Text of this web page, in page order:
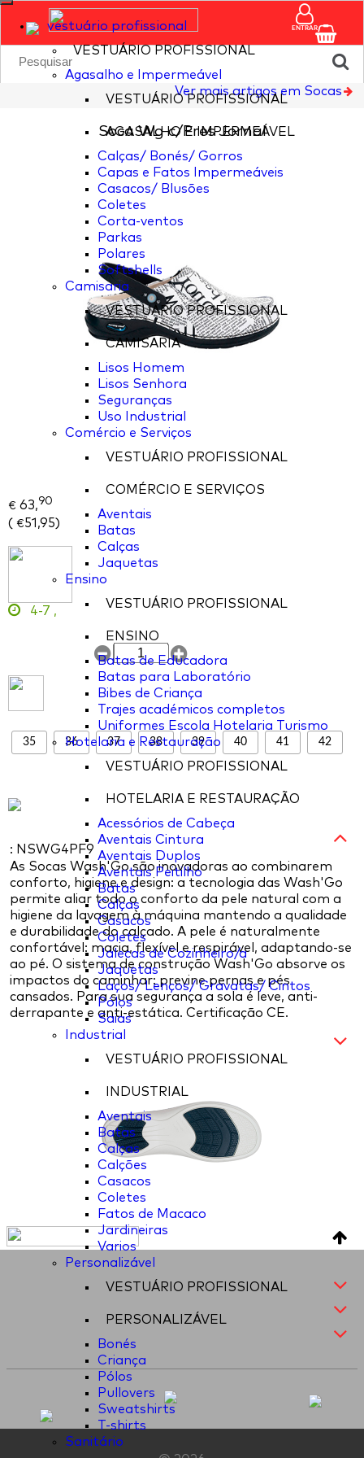
vestuário profissional
VESTUÁRIO PROFISSIONAL
Agasalho e Impermeável
VESTUÁRIO PROFISSIONAL
AGASALHO E IMPERMEÁVEL
Calças/ Bonés/ Gorros
Capas e Fatos Impermeáveis
Casacos/ Blusões
Coletes
Corta-ventos
Parkas
Polares
Softshells
Camisaria
VESTUÁRIO PROFISSIONAL
CAMISARIA
Lisos Homem
Lisos Senhora
Seguranças
Uso Industrial
Comércio e Serviços
VESTUÁRIO PROFISSIONAL
COMÉRCIO E SERVIÇOS
Aventais
Batas
Calças
Jaquetas
Ensino
VESTUÁRIO PROFISSIONAL
ENSINO
Batas de Educadora
Batas para Laboratório
Bibes de Criança
Trajes académicos completos
Uniformes Escola Hotelaria Turismo
Hotelaria e Restauração
VESTUÁRIO PROFISSIONAL
HOTELARIA E RESTAURAÇÃO
Acessórios de Cabeça
Aventais Cintura
Aventais Duplos
Aventais Peitilho
Batas
Calças
Casacos
Coletes
Jalecas de Cozinheiro/a
Jaquetas
Laços/ Lenços/ Gravatas/ Cintos
Pólos
Saias
Industrial
VESTUÁRIO PROFISSIONAL
INDUSTRIAL
Aventais
Batas
Calças
Calções
Casacos
Coletes
Fatos de Macaco
Jardineiras
Varios
Personalizável
VESTUÁRIO PROFISSIONAL
PERSONALIZÁVEL
Bonés
Criança
Pólos
Pullovers
Sweatshirts
T-shirts
Sanitário
ENTRAR
Ver mais artigos em Socas
Soca Wg c/Pres Jornal
€ 63,90
( €51,95)
4-7 ,
35 36 37 38 39 40 41 42
: NSWG4PF9
As Socas Wash'Go são inovadoras ao combinarem
conforto, higiene e design: a tecnologia das Wash'Go
permite aliar todo o conforto da pele natural com a
higiene da lavagem à máquina mantendo a qualidade
e durabilidade do calçado. A pele é naturalmente
confortável: macia, flexível e respirável, adaptando-se
ao pé. O sistema de construção Wash'Go absorve os
impactos do caminhar: previne pernas e pés
cansados. Para sua segurança a sola é leve, anti-
derrapante e anti-estática. Certificação CE.